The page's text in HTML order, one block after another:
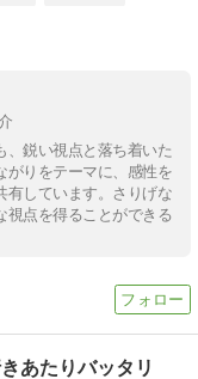
、鋭い視点と落ち着いた
がりをテーマに、感性を
有しています。さりげな
視点を得ることができる
あたりバッタリ